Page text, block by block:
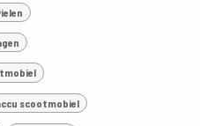
scootmobiel